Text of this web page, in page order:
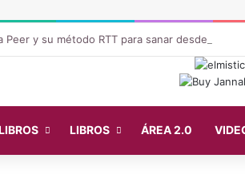
Peer y su método RTT para sanar desde el
LIBROS ÁREA 2.0